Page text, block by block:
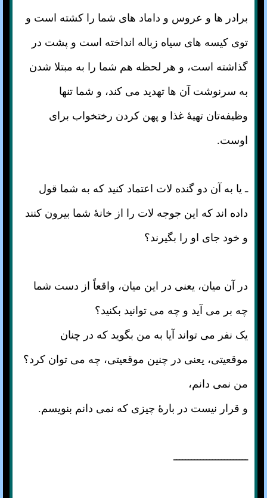
برادر ها و عروس و داماد های شما را کشته است و
توی کیسه های سیاه زباله انداخته است و پشت در
گذاشته است، و هر لحظه هم شما را به مبتلا شدن
به سرنوشت آن ها تهدید می کند، و شما تنها
وظیفه‌تان تهیهٔ غذا و پهن کردن رختخواب برای
اوست.
ـ یا به آن دو گنده لات اعتماد کنید که به شما قول
داده اند که این جوجه لات را از خانهٔ شما بیرون کنند
و خود جای او را بگیرند؟
در آن میان، یعنی در این میان، واقعاً از دست شما
چه بر می آید و چه می توانید بکنید؟
یک نفر می تواند آیا به من بگوید که در چنان
موقعیتی، یعنی در چنین موقعیتی، چه می توان کرد؟
من نمی دانم،
و قرار نیست در بارهٔ چیزی که نمی دانم بنویسم.
ـــــــــــــــــــــــــ